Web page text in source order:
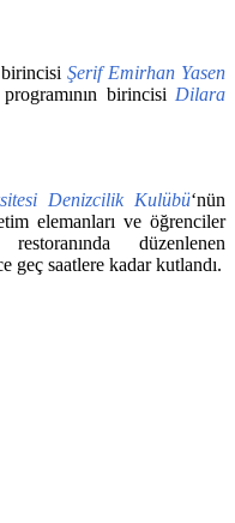
Şerif Emirhan Yasen
birincisi Dilara
Denizcilik Kulübü‘nün
elemanları ve öğrenciler
düzenlenen
geç saatlere kadar kutlandı.